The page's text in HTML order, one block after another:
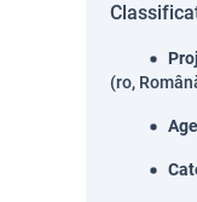
(ro,
Age